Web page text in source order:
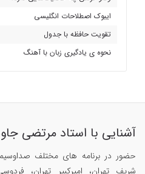
ایبوک اصطلاحات انگلیسی
تقویت حافظه با جدول
نحوه ی یادگیری زبان با آهنگ
آشنایی با استاد مرتضی
حضور در برنامه های مختلف
شریف تهران، امیرکبیر تهران،